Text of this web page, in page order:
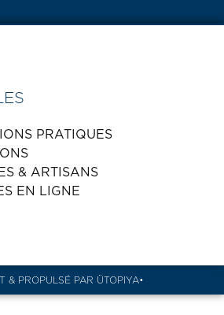
PRATIQUES
& ARTISANS
EN LIGNE
& PROPULSÉ PAR ÜTOPIYA•